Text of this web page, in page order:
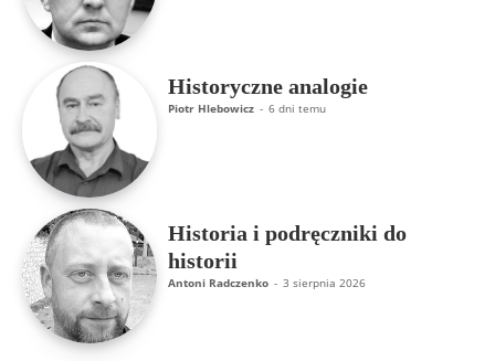
Historyczne analogie
Piotr Hlebowicz - 6 dni temu
Historia i podręczniki do
historii
Antoni Radczenko - 3 sierpnia 2026